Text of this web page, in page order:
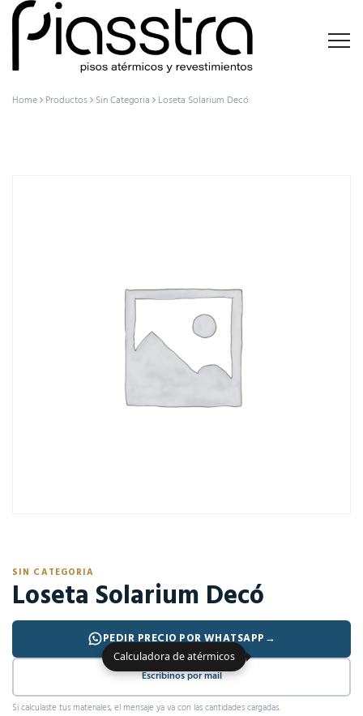
Home Productos Sin Categoria Loseta Solarium Decó
SIN CATEGORIA
Loseta Solarium Decó
PEDIR PRECIO POR WHATSAPP→
Escribinos por mail
Si calculaste tus materiales, el mensaje ya va con las cantidades cargadas.
Calculadora de atérmicos